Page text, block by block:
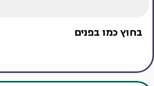
בחוץ כמו בפנים